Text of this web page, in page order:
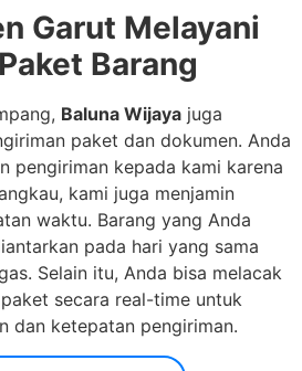
Garut Melayani
Barang
Baluna Wijaya juga
paket dan dokumen. Anda
pengiriman kepada kami karena
kami juga menjamin
waktu. Barang yang Anda
pada hari yang sama
Selain itu, Anda bisa melacak
secara real-time untuk
dan ketepatan pengiriman.